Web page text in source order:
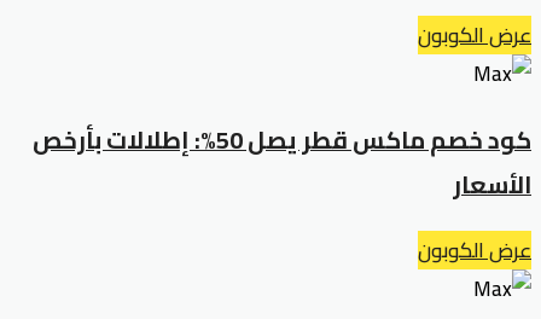
عرض الكوبون
كود خصم ماكس قطر يصل 50%: إطلالات بأرخص
الأسعار
عرض الكوبون